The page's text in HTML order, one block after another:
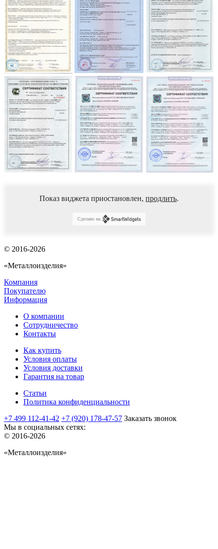
Показ виджета приостановлен, продлить.
Сделано на
© 2016-2026
«Металлоизделия»
Компания
Покупателю
Информация
О компании
Сотрудничество
Контакты
Как купить
Условия оплаты
Условия доставки
Гарантия на товар
Статьи
Политика конфиденциальности
+7 499 112-41-42 +7 (920) 178-47-57 Заказать звонок
Мы в социальных сетях:
© 2016-2026
«Металлоизделия»